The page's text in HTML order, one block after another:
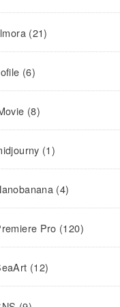
(21)
(6)
(8)
(1)
(4)
Pro (120)
(12)